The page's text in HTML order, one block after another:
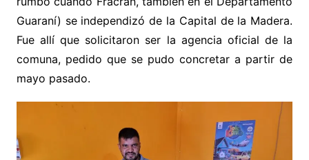
Guaraní) se independizó de la Capital de la Madera.
Fue allí que solicitaron ser la agencia oficial de la
comuna, pedido que se pudo concretar a partir de
mayo pasado.